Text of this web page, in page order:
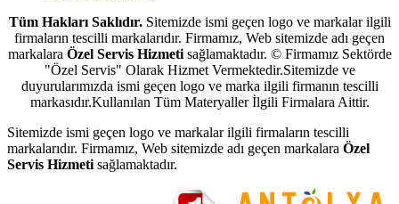
Tüm Hakları Saklıdır. Sitemizde ismi geçen logo ve markalar ilgili
firmaların tescilli markalarıdır. Firmamız, Web sitemizde adı geçen
markalara Özel Servis Hizmetisağlamaktadır. © Firmamız Sektörde
"Özel Servis" Olarak Hizmet Vermektedir.Sitemizde ve
duyurularımızda ismi geçen logo ve marka ilgili firmanın tescilli
markasıdır.Kullanılan Tüm Materyaller İlgili Firmalara Aittir.
Sitemizde ismi geçen logo ve markalar ilgili firmaların tescilli
markalarıdır. Firmamız, Web sitemizde adı geçen markalara Özel
Servis Hizmeti sağlamaktadır.